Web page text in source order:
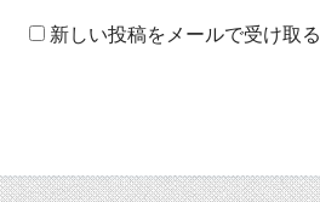
新しい投稿をメールで受け取る